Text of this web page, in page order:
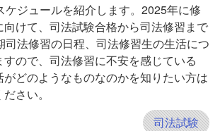
ケジュールを紹介します。2025年に修
けて、司法試験合格から司法修習まで
司法修習の日程、司法修習生の生活につ
ので、司法修習に不安を感じている
どのようなものなのかを知りたい方は
さい。
司法試験